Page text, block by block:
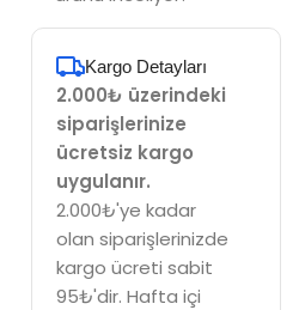
Kargo Detayları
2.000₺ üzerindeki
siparişlerinize
ücretsiz kargo
uygulanır.
2.000₺'ye kadar
olan siparişlerinizde
kargo ücreti sabit
95₺'dir. Hafta içi